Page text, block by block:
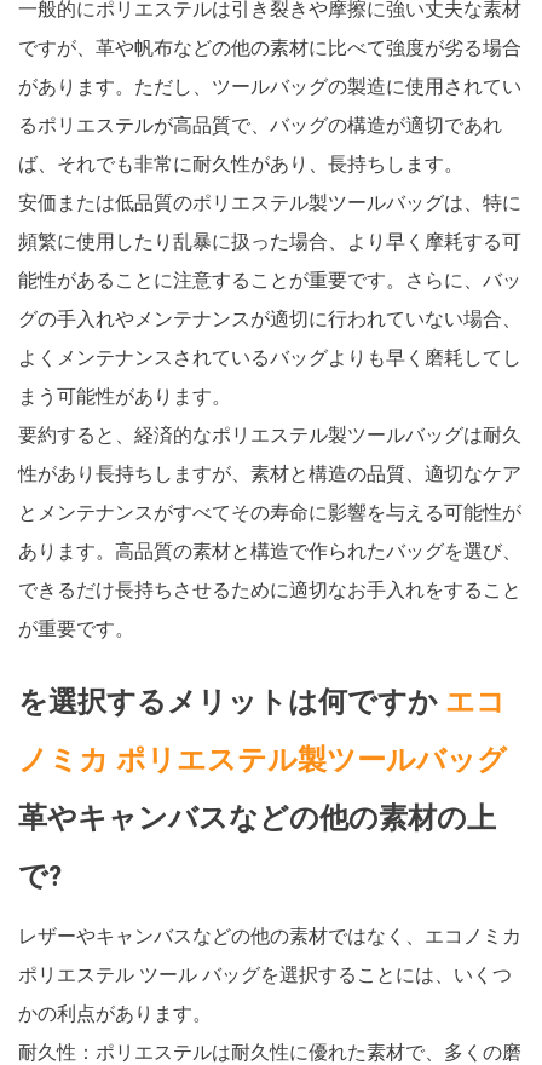
一般的にポリエステルは引き裂きや摩擦に強い丈夫な素材
ですが、革や帆布などの他の素材に比べて強度が劣る場合
があります。ただし、ツールバッグの製造に使用されてい
るポリエステルが高品質で、バッグの構造が適切であれ
ば、それでも非常に耐久性があり、長持ちします。
安価または低品質のポリエステル製ツールバッグは、特に
頻繁に使用したり乱暴に扱った場合、より早く摩耗する可
能性があることに注意することが重要です。さらに、バッ
グの手入れやメンテナンスが適切に行われていない場合、
よくメンテナンスされているバッグよりも早く磨耗してし
まう可能性があります。
要約すると、経済的なポリエステル製ツールバッグは耐久
性があり長持ちしますが、素材と構造の品質、適切なケア
とメンテナンスがすべてその寿命に影響を与える可能性が
あります。高品質の素材と構造で作られたバッグを選び、
できるだけ長持ちさせるために適切なお手入れをすること
が重要です。
を選択するメリットは何ですか エコ
ノミカ ポリエステル製ツールバッグ
革やキャンバスなどの他の素材の上
で?
レザーやキャンバスなどの他の素材ではなく、エコノミカ
ポリエステル ツール バッグを選択することには、いくつ
かの利点があります。
耐久性：ポリエステルは耐久性に優れた素材で、多くの磨